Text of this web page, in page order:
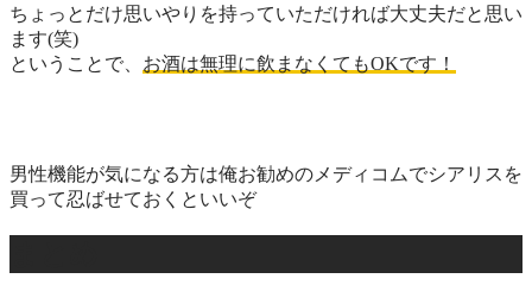
ちょっとだけ思いやりを持っていただければ大丈夫だと思い
ます(笑)
ということで、 お酒は無理に飲まなくてもOKです！
男性機能が気になる方は俺お勧めのメディコムでシアリスを
買って忍ばせておくといいぞ